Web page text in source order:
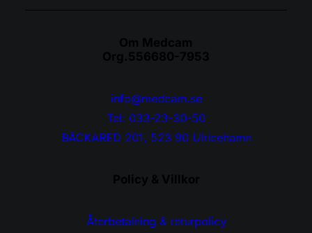
Om Medcam
Org.556680-7953
info@medcam.se
Tel: 033-23-30-50
BÄCKARED 201, 523 90 Ulricehamn
Policy & Villkor
Återbetalning & returpolicy